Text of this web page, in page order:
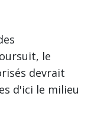
le
devrait
d'ici le milieu